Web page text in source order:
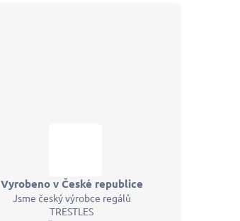
Vyrobeno v České republice
Jsme český výrobce regálů
TRESTLES